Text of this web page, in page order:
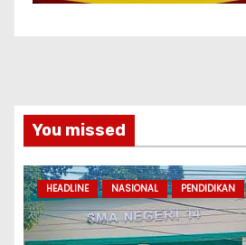
You missed
HEADLINE NASIONAL PENDIDIKAN